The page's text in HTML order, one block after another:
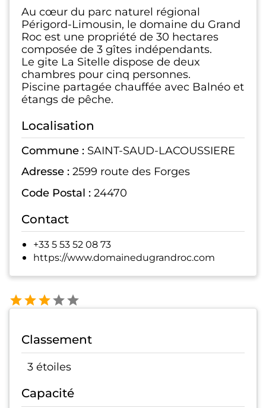
Au cœur du parc naturel régional
Périgord-Limousin, le domaine du Grand
Roc est une propriété de 30 hectares
composée de 3 gîtes indépendants.
Le gite La Sitelle dispose de deux
chambres pour cinq personnes.
Piscine partagée chauffée avec Balnéo et
étangs de pêche.
Localisation
Commune : SAINT-SAUD-LACOUSSIERE
Adresse : 2599 route des Forges
Code Postal : 24470
Contact
+33 5 53 52 08 73
https://www.domainedugrandroc.com
Classement
3 étoiles
Capacité